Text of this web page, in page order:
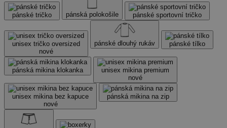
pánské tričko pánská polokošile pánské sportovní tričko
unisex tričko oversized
nové
pánské dlouhý rukáv pánské tílko
pánská mikina klokanka
unisex mikina premium
nové
unisex mikina bez kapuce
nové
pánská mikina na zip